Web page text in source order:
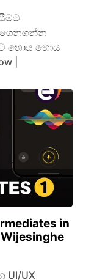
හොය හොය
|
in
Wijesinghe
UI/UX